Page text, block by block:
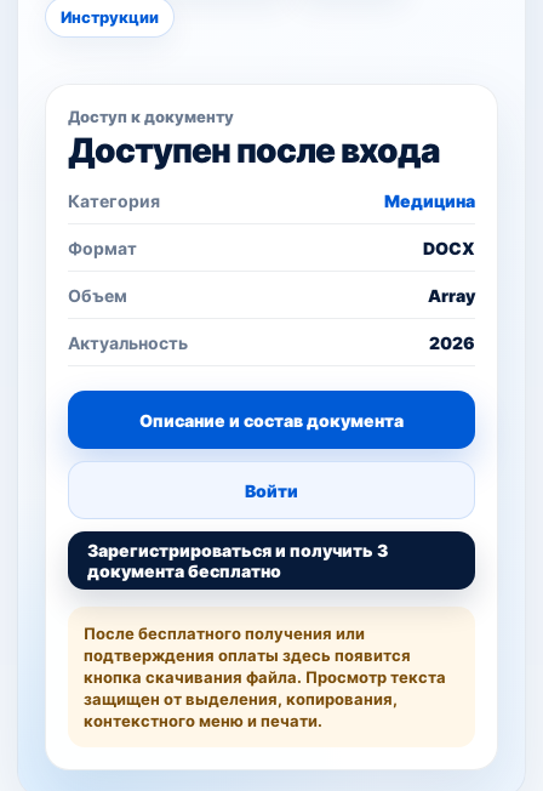
Инструкции
Доступ к документу
Доступен после входа
Категория Медицина
Формат DOCX
Объем Array
Актуальность 2026
Описание и состав документа
Войти
Зарегистрироваться и получить 3
документа бесплатно
После бесплатного получения или
подтверждения оплаты здесь появится
кнопка скачивания файла. Просмотр текста
защищен от выделения, копирования,
контекстного меню и печати.